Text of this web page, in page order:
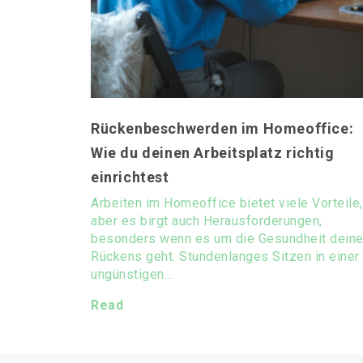
Rückenbeschwerden im Homeoffice:
Wie du deinen Arbeitsplatz richtig
einrichtest
Arbeiten im Homeoffice bietet viele Vorteile,
aber es birgt auch Herausforderungen,
besonders wenn es um die Gesundheit
Rückens geht. Stundenlanges Sitzen in einer
ungünstigen…
Read